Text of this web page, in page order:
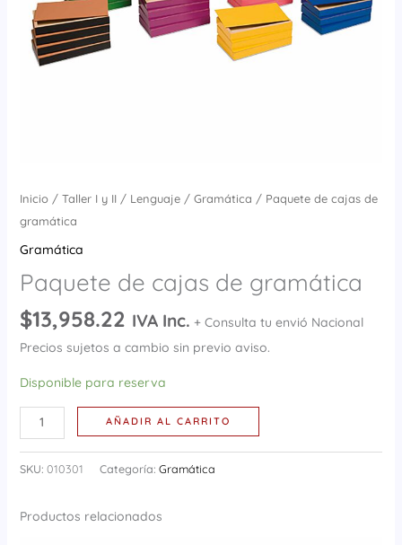
Inicio/ Taller I y II/ Lenguaje/ Gramática / Paquete de cajas de
gramática
Gramática
Paquete de cajas de gramática
$13,958.22 IVA Inc. + Consulta tu envió Nacional
Precios sujetos a cambio sin previo aviso.
Disponible para reserva
AÑADIR AL CARRITO
SKU: 010301 Categoría: Gramática
Productos relacionados